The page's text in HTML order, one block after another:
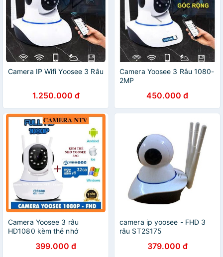
Camera IP Wifi Yoosee 3 Râu
1.250.000 đ
Camera Yoosee 3 Râu 1080-
2MP
450.000 đ
Camera Yoosee 3 râu
HD1080 kèm thẻ nhớ
399.000 đ
camera ip yoosee - FHD 3
râu ST2S175
379.000 đ